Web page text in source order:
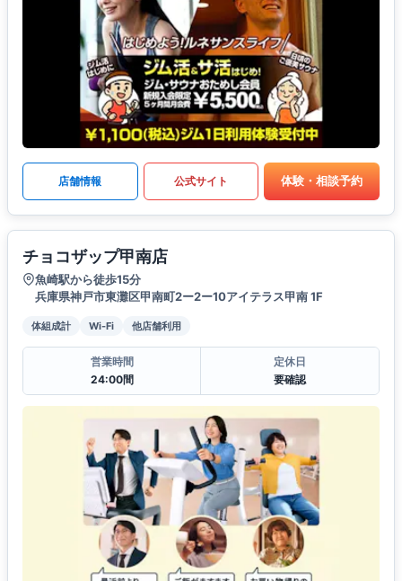
店舗情報 公式サイト 体験・相談予約
チョコザップ甲南店
魚崎駅から徒歩15分
兵庫県神戸市東灘区甲南町2ー2ー10アイテラス甲南 1F
体組成計 Wi-Fi 他店舗利用
営業時間
24:00間
定休日
要確認